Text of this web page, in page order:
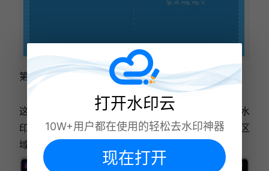
第五款推荐：HitPaw Watermark Remover
这款软件操作简便，去水印效果好，同时支持图片去水
印。您只需打开软件，选择视频，标记要删除的水印区
域，然后开始处理即可。
打开水印云
10W+用户都在使用的轻松去水印神器
现在打开